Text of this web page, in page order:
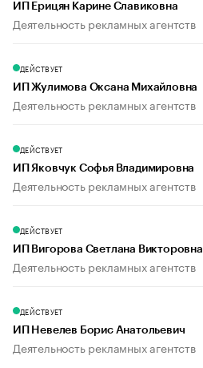
ИП Ерицян Карине Славиковна
Деятельность рекламных агентств
ДЕЙСТВУЕТ
ИП Жулимова Оксана Михайловна
Деятельность рекламных агентств
ДЕЙСТВУЕТ
ИП Яковчук Софья Владимировна
Деятельность рекламных агентств
ДЕЙСТВУЕТ
ИП Вигорова Светлана Викторовна
Деятельность рекламных агентств
ДЕЙСТВУЕТ
ИП Невелев Борис Анатольевич
Деятельность рекламных агентств